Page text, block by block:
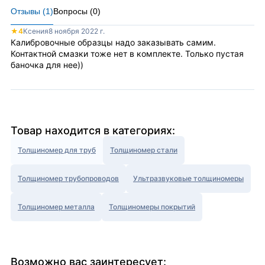
Отзывы (1)Вопросы (0)
★4Ксения8 ноября 2022 г.
Калибровочные образцы надо заказывать самим.
Контактной смазки тоже нет в комплекте. Только пустая
баночка для нее))
Товар находится в категориях:
Толщиномер для труб Толщиномер стали
Толщиномер трубопроводов Ультразвуковые толщиномеры
Толщиномер металла Толщиномеры покрытий
Возможно вас заинтересует: